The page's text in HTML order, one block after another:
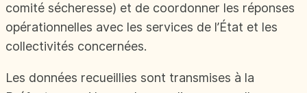
comité sécheresse) et de coordonner les réponses
opérationnelles avec les services de l’État et les
collectivités concernées.
Les données recueillies sont transmises à la